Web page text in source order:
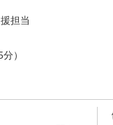
担当
）